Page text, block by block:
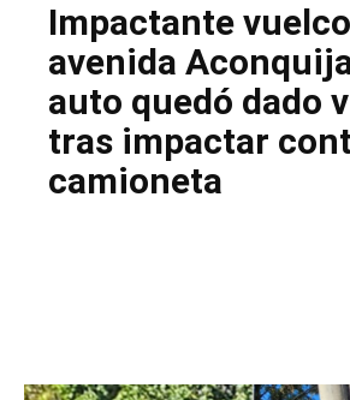
Impactante
avenida
auto quedó dado
tras impactar
camioneta